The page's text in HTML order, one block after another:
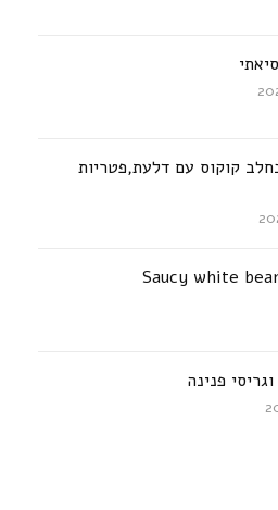
קוקוס עם דלעת,פטריות
Saucy white
פנינה